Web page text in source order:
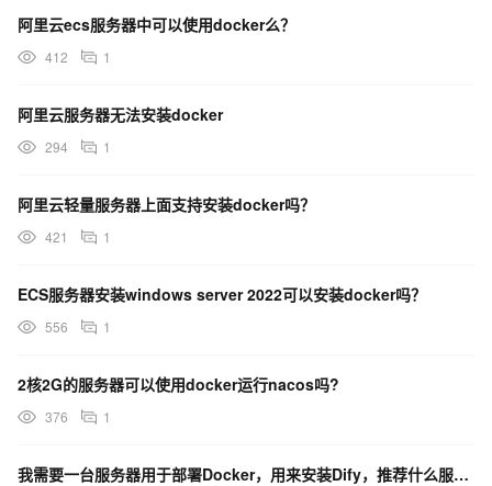
阿里云ecs服务器中可以使用docker么？
412 1
阿里云服务器无法安装docker
294 1
阿里云轻量服务器上面支持安装docker吗？
421 1
ECS服务器安装windows server 2022可以安装docker吗？
556 1
2核2G的服务器可以使用docker运行nacos吗?
376 1
我需要一台服务器用于部署Docker，用来安装Dify，推荐什么服务器？